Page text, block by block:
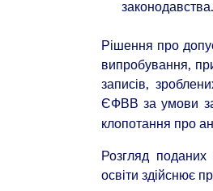
законодавства.
Рішення про
випробування,
записів,
ЄФВВ за умови
клопотання про
Розгляд поданих
освіти здійснює